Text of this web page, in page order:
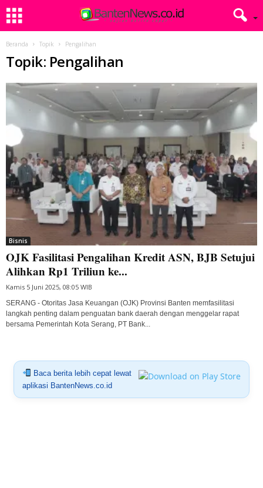
Beranda Topik Pengalihan
Topik: Pengalihan
Bisnis
OJK Fasilitasi Pengalihan Kredit ASN, BJB Setujui
Alihkan Rp1 Triliun ke...
Kamis 5 Juni 2025, 08:05 WIB
SERANG - Otoritas Jasa Keuangan (OJK) Provinsi Banten memfasilitasi
langkah penting dalam penguatan bank daerah dengan menggelar rapat
bersama Pemerintah Kota Serang, PT Bank...
Baca berita lebih cepat lewat
aplikasi BantenNews.co.id